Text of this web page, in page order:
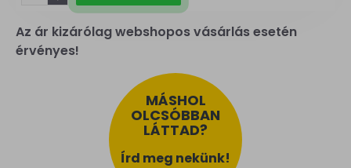
Az ár kizárólag webshopos vásárlás esetén
érvényes!
MÁSHOL
OLCSÓBBAN
LÁTTAD?
Írd meg nekünk!